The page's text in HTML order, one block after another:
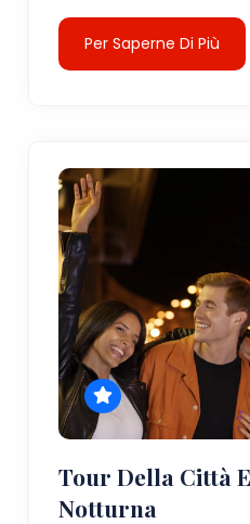
Per Saperne Di Più
Tour Della Città
Notturna